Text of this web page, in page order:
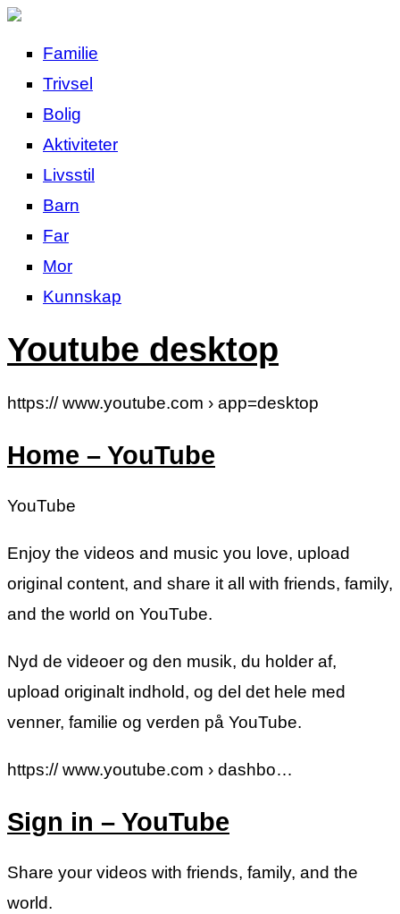
Familie
Trivsel
Bolig
Aktiviteter
Livsstil
Barn
Far
Mor
Kunnskap
Youtube desktop
https:// www.youtube.com › app=desktop
Home – YouTube
YouTube
Enjoy the videos and music you love, upload
original content, and share it all with friends, family,
and the world on YouTube.
Nyd de videoer og den musik, du holder af,
upload originalt indhold, og del det hele med
venner, familie og verden på YouTube.
https:// www.youtube.com › dashbo…
Sign in – YouTube
Share your videos with friends, family, and the
world.